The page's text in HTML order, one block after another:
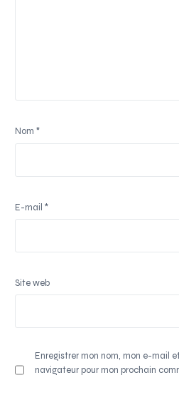
Nom*
E-mail*
Site web
Enregistrer mon nom, mon e-mail
navigateur pour mon prochain